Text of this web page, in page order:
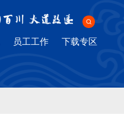
员工工作 下载专区